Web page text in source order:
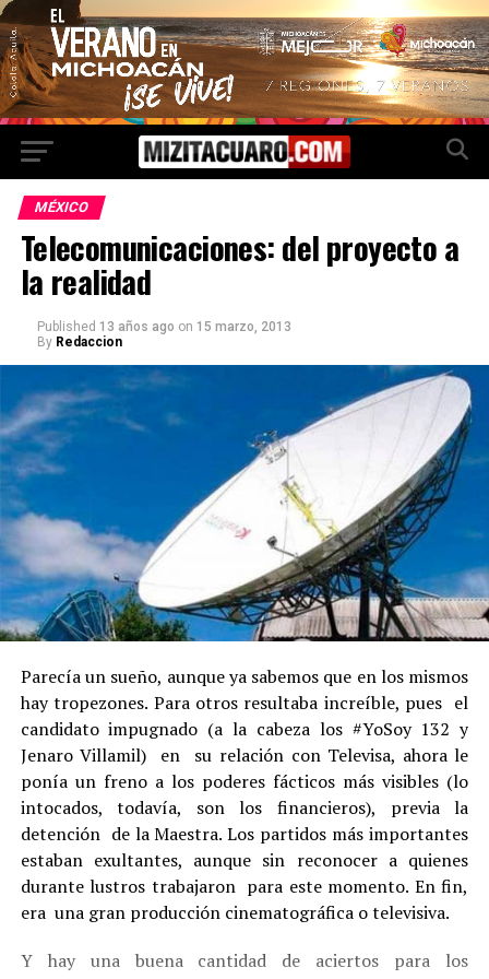
MÉXICO
Telecomunicaciones: del proyecto a
la realidad
Published 13 años ago on 15 marzo, 2013
By Redaccion
Parecía un sueño, aunque ya sabemos que en los mismos
hay tropezones. Para otros resultaba increíble, pues el
candidato impugnado (a la cabeza los #YoSoy 132 y
Jenaro Villamil) en su relación con Televisa, ahora le
ponía un freno a los poderes fácticos más visibles (lo
intocados, todavía, son los financieros), previa la
detención de la Maestra. Los partidos más importantes
estaban exultantes, aunque sin reconocer a quienes
durante lustros trabajaron para este momento. En fin,
era una gran producción cinematográfica o televisiva.
Y hay una buena cantidad de aciertos para los